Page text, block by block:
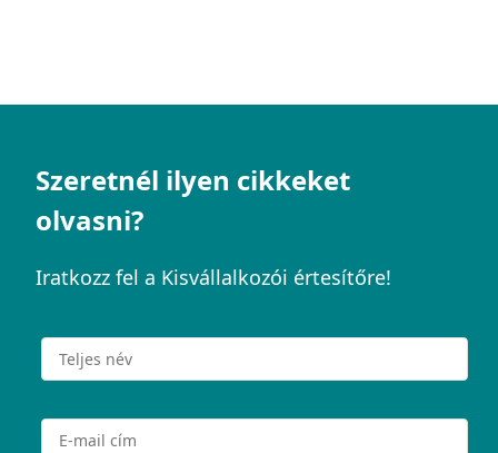
Szeretnél ilyen cikkeket
olvasni?
Iratkozz fel a Kisvállalkozói értesítőre!